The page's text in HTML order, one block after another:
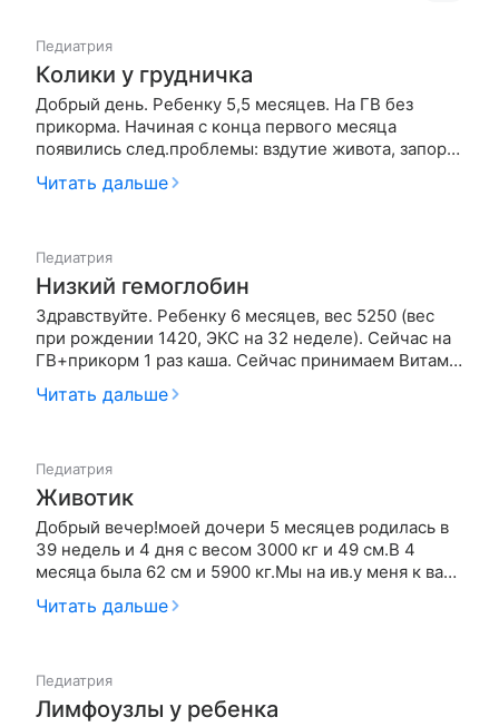
Педиатрия
Колики у грудничка
Добрый день. Ребенку 5,5 месяцев. На ГВ без
прикорма. Начиная с конца первого месяца
появились след.проблемы: вздутие живота, запоры,
проблемы с дефекацией, плач ребенка как от боли.
Пропили линекс, эспумизан, дюфалак. Стул
Читать дальше
Педиатрия
Низкий гемоглобин
Здравствуйте. Ребенку 6 месяцев, вес 5250 (вес
при рождении 1420, ЭКС на 32 неделе). Сейчас на
ГВ+прикорм 1 раз каша. Сейчас принимаем Витами
д и фолиевую кислоту. Ребенок активный. На
данный момент по общему анализу крови
Читать дальше
Педиатрия
Животик
Добрый вечер!моей дочери 5 месяцев родилась в
39 недель и 4 дня с весом 3000 кг и 49 см.В 4
месяца была 62 см и 5900 кг.Мы на ив.у меня к вам
два вопроса может смесь не подходить и не
усваиваться в организме и как это понять?и второй
Читать дальше
Педиатрия
Лимфоузлы у ребенка